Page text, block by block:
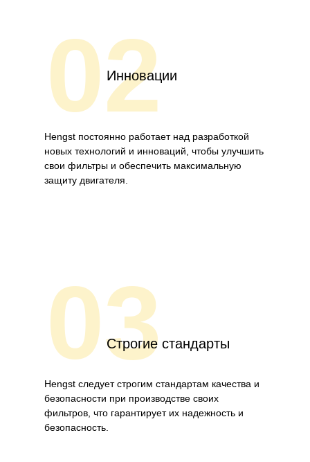
02
Инновации
Hengst постоянно работает над разработкой
новых технологий и инноваций, чтобы улучшить
свои фильтры и обеспечить максимальную
защиту двигателя.
03Строгие стандарты
Hengst следует строгим стандартам качества и
безопасности при производстве своих
фильтров, что гарантирует их надежность и
безопасность.